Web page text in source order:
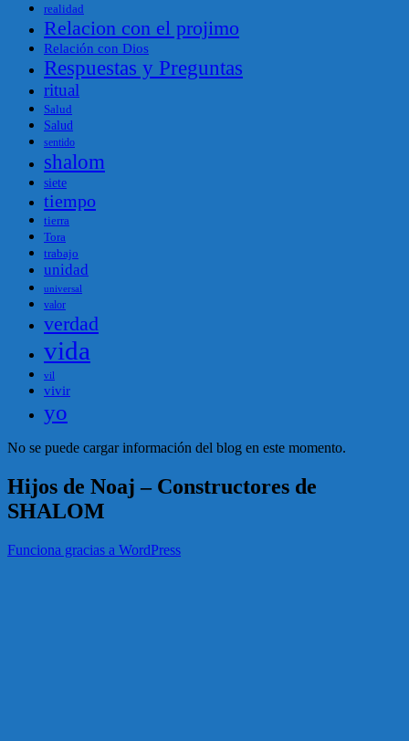
realidad
Relacion con el projimo
Relación con Dios
Respuestas y Preguntas
ritual
Salud
Salud
sentido
shalom
siete
tiempo
tierra
Tora
trabajo
unidad
universal
valor
verdad
vida
vil
vivir
yo
No se puede cargar información del blog en este momento.
Hijos de Noaj – Constructores de
SHALOM
Funciona gracias a WordPress